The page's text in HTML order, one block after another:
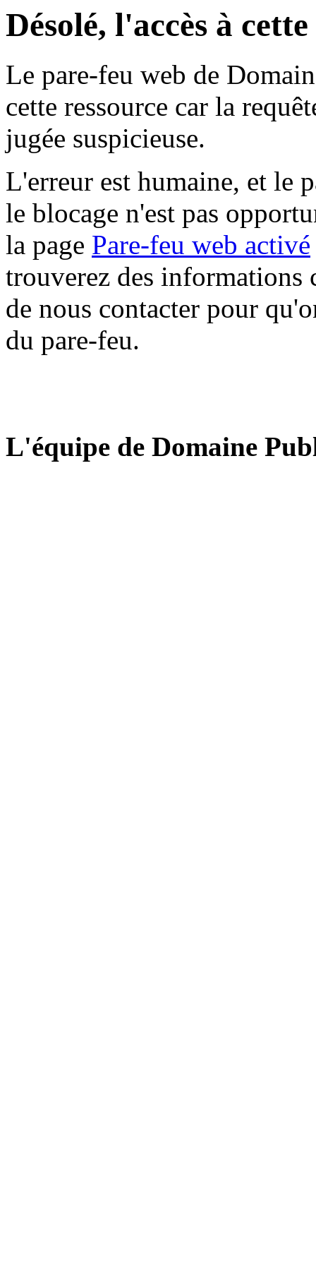
Désolé, l'accès à
Le pare-feu web de
cette ressource car la
jugée suspicieuse.
L'erreur est humaine, et le
le blocage n'est pas
la page Pare-feu web activé
trouverez des informations
de nous contacter pour
du pare-feu.
L'équipe de Domaine